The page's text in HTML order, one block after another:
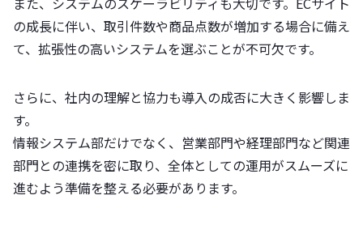
の成長に伴い、取引件数や商品点数が増加する場合に備え
て、拡張性の高いシステムを選ぶことが不可欠です。
さらに、社内の理解と協力も導入の成否に大きく影響しま
す。
情報システム部だけでなく、営業部門や経理部門など関連
部門との連携を密に取り、全体としての運用がスムーズに
進むよう準備を整える必要があります。